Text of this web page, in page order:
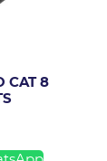
CAT 8